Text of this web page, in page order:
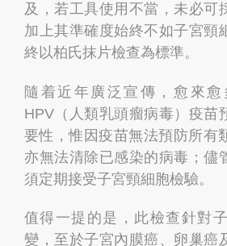
及，若工具使用不當，未必可
加上其準確度始終不如子宮頸
終以柏氏抹片檢查為標準。
隨着近年廣泛宣傳，愈來
HPV（人類乳頭瘤病毒）疫苗
要性，惟因疫苗無法預防所有
亦無法清除已感染的病毒；儘
須定期接受子宮頸細胞檢驗。
值得一提的是，此檢查針對
變，至於子宮內膜癌、卵巢癌